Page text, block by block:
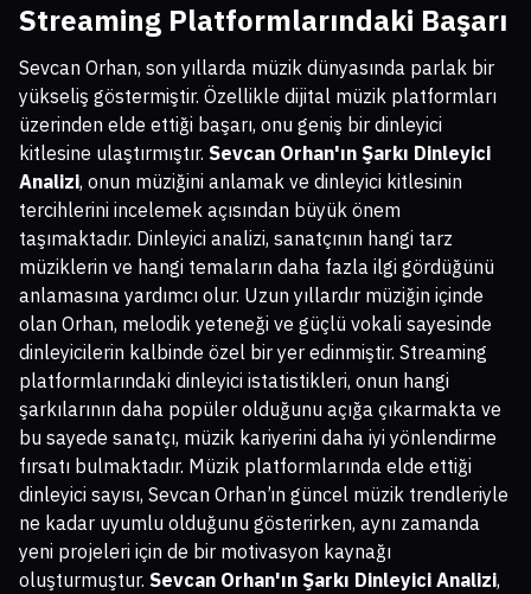
Streaming Platformlarındaki Başarı
Sevcan Orhan, son yıllarda müzik dünyasında parlak bir
yükseliş göstermiştir. Özellikle dijital müzik platformları
üzerinden elde ettiği başarı, onu geniş bir dinleyici
kitlesine ulaştırmıştır. Sevcan Orhan'ın Şarkı Dinleyici
Analizi, onun müziğini anlamak ve dinleyici kitlesinin
tercihlerini incelemek açısından büyük önem
taşımaktadır. Dinleyici analizi, sanatçının hangi tarz
müziklerin ve hangi temaların daha fazla ilgi gördüğünü
anlamasına yardımcı olur. Uzun yıllardır müziğin içinde
olan Orhan, melodik yeteneği ve güçlü vokali sayesinde
dinleyicilerin kalbinde özel bir yer edinmiştir. Streaming
platformlarındaki dinleyici istatistikleri, onun hangi
şarkılarının daha popüler olduğunu açığa çıkarmakta ve
bu sayede sanatçı, müzik kariyerini daha iyi yönlendirme
fırsatı bulmaktadır. Müzik platformlarında elde ettiği
dinleyici sayısı, Sevcan Orhan’ın güncel müzik trendleriyle
ne kadar uyumlu olduğunu gösterirken, aynı zamanda
yeni projeleri için de bir motivasyon kaynağı
oluşturmuştur. Sevcan Orhan'ın Şarkı Dinleyici Analizi,